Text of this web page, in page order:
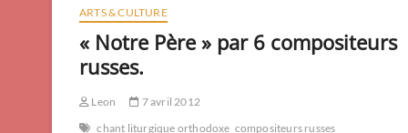
ARTS & CULTURE
« Notre Père » par 6 compositeurs
russes.
Leon
7 avril 2012
chant liturgique orthodoxe compositeurs russes